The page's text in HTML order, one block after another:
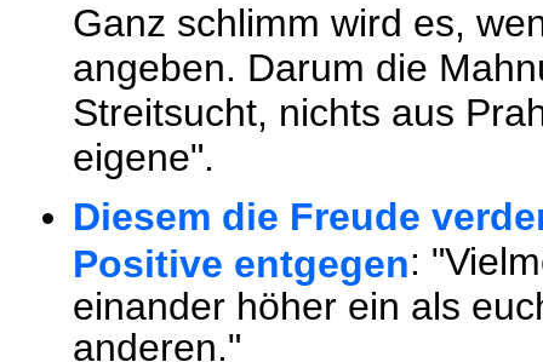
Ganz schlimm wird es,
angeben. Darum die
Streitsucht, nichts aus
eigene".
Diesem die Freude
Positive entgegen:
einander höher ein als
anderen."